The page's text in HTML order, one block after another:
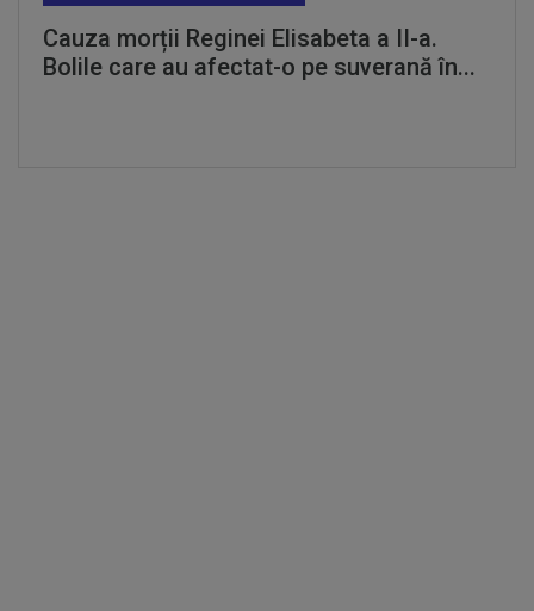
Cauza morții Reginei Elisabeta a II-a.
Bolile care au afectat-o pe suverană în...